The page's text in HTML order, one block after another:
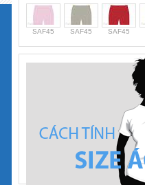
SAF45 SAF45 SAF45